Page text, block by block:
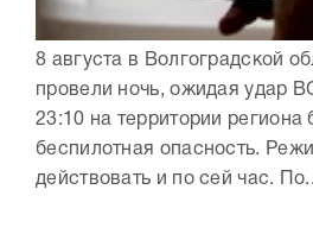
8 августа в Волгоградской
провели ночь, ожидая удар
23:10 на территории региона
беспилотная опасность.
действовать и по сей час.